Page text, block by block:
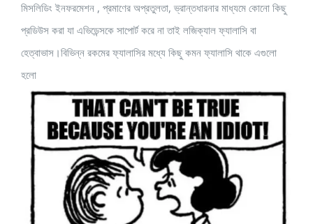
মিসলিডিং ইনফরমেশন , প্রমাণের অপ্রতুলতা, ভ্রান্তধারনার মাধ্যমে কোনো কিছু
প্রডিউস করা যা এভিডেন্সকে সাপোর্ট করে না তাই লজিক্যাল ফ্যালাসি বা
হেত্বাভাস।বিভিন্ন রকমের ফ্যালাসির মধ্যে কিছু কমন ফ্যালাসি থাকে এগুলো
হলো